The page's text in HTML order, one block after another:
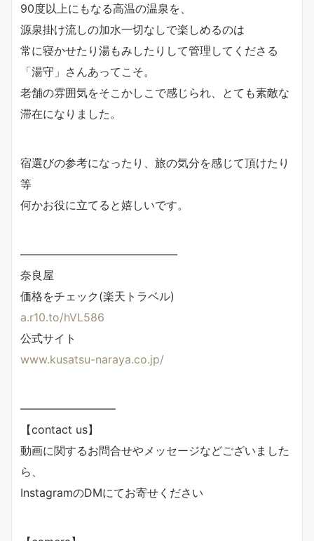
90度以上にもなる高温の温泉を、
源泉掛け流しの加水一切なしで楽しめるのは
常に寝かせたり湯もみしたりして管理してくださる
「湯守」さんあってこそ。
老舗の雰囲気をそこかしこで感じられ、とても素敵な
滞在になりました。
宿選びの参考になったり、旅の気分を感じて頂けたり
等
何かお役に立てると嬉しいです。
——————————————
奈良屋
価格をチェック(楽天トラベル)
a.r10.to/hVL586
公式サイト
www.kusatsu-naraya.co.jp/
————————–
【contact us】
動画に関するお問合せやメッセージなどございました
ら、
InstagramのDMにてお寄せください